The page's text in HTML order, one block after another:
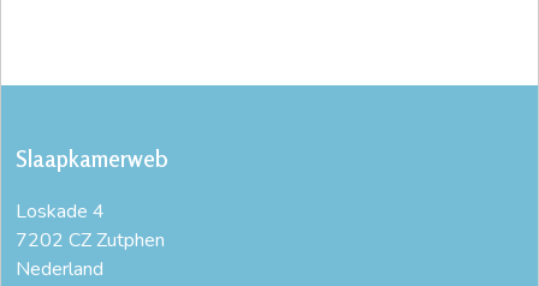
Slaapkamerweb
Loskade 4
7202 CZ Zutphen
Nederland